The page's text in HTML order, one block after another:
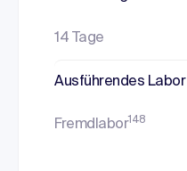
14 Tage
Ausführendes Labor
Fremdlabor148